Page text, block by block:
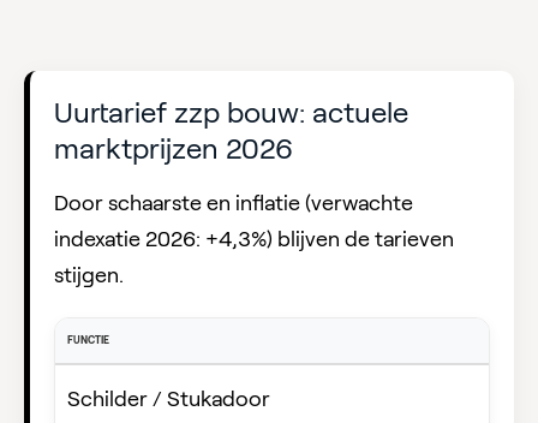
Uurtarief zzp bouw: actuele
marktprijzen 2026
Door schaarste en inflatie (verwachte
indexatie 2026: +4,3%) blijven de tarieven
stijgen.
FUNCTIE
Schilder / Stukadoor